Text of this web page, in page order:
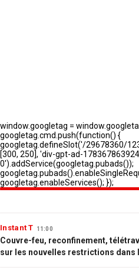
Instant T 11:00
Couvre-feu, reconfinement,
sur les nouvelles restrictions dans